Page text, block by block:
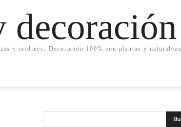
decoración
y jardines. Decoración 100% con plantas y naturaleza.